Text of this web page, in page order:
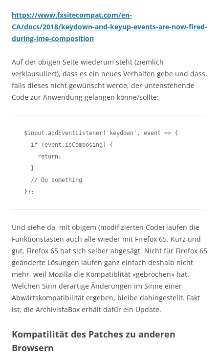
https://www.fxsitecompat.com/en-
CA/docs/2018/keydown-and-keyup-events-are-now-fired-
during-ime-composition
Auf der obigen Seite wiederum steht (ziemlich
verklausuliert), dass es ein neues Verhalten gebe und dass,
falls dieses nicht gewünscht werde, der untenstehende
Code zur Anwendung gelangen könne/sollte:
$input . addEventListener( 'keydown' , event => {
if
(event . isComposing )
{
return;
}
// Do something
} ) ;
Und siehe da, mit obigem (modifizierten Code) laufen die
Funktionstasten auch alle wieder mit Firefox 65. Kurz und
gut, Firefox 65 hat sich selber abgesägt. Nicht für Firefox 65
geänderte Lösungen laufen ganz einfach deshalb nicht
mehr, weil Mozilla die Kompatiblität «gebrochen» hat.
Welchen Sinn derartige Änderungen im Sinne einer
Abwärtskompatibilität ergeben, bleibe dahingestellt. Fakt
ist, die ArchivistaBox erhält dafür ein Update.
Kompatilität des Patches zu anderen
Browsern